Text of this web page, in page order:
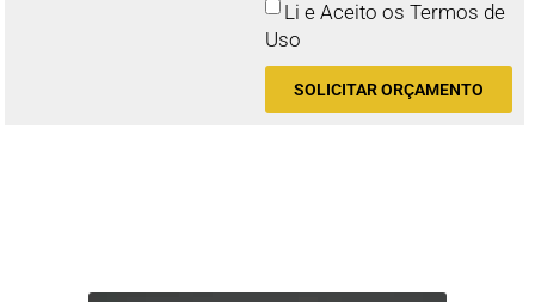
Li e Aceito os Termos de
Uso
SOLICITAR ORÇAMENTO